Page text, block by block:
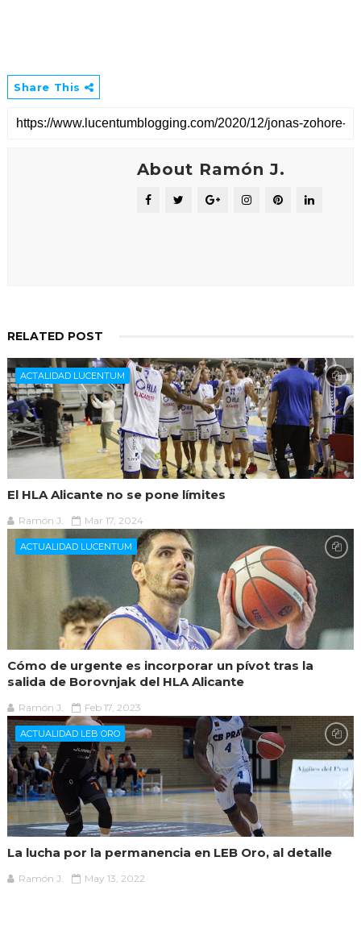
Share This
About Ramón J.
RELATED POST
ACTALIDAD LUCENTUM
El HLA Alicante no se pone límites
Ramón J. Mar 17, 2024
ACTUALIDAD LUCENTUM
Cómo de urgente es incorporar un pívot tras la
salida de Borovnjak del HLA Alicante
Ramón J. Feb 17, 2023
ACTUALIDAD LEB ORO
La lucha por la permanencia en LEB Oro, al detalle
Ramón J. May 13, 2022